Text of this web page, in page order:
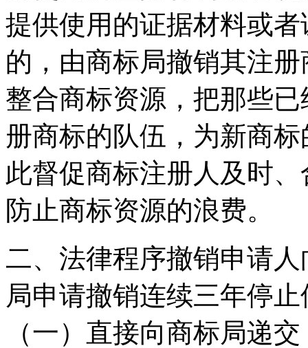
提供使用的证据材料或
的，由商标局撤销其注
整合商标资源，把那些
册商标的队伍，为新商
此督促商标注册人及时
防止商标资源的浪费。
二、法律程序撤销申请
局申请撤销连续三年停
（一）直接向商标局递